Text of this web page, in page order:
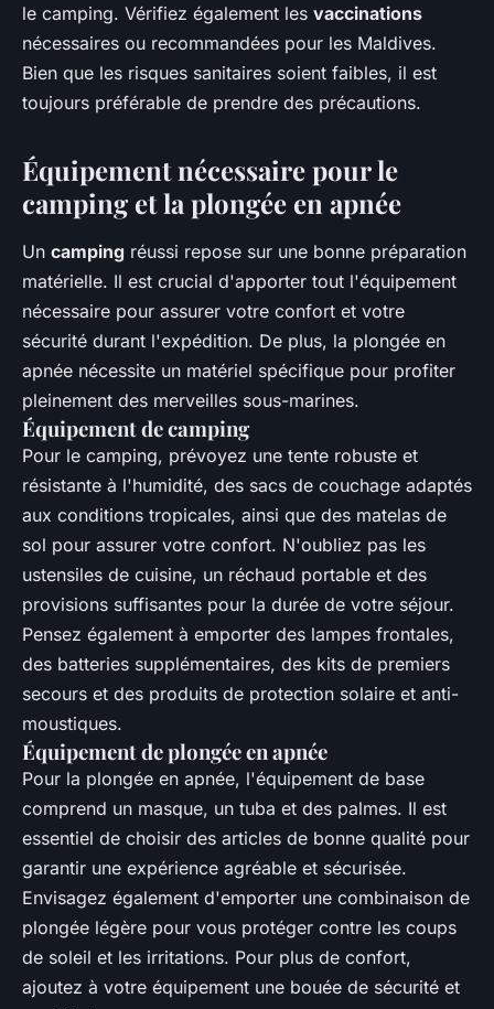
le camping. Vérifiez également les vaccinations
nécessaires ou recommandées pour les Maldives.
Bien que les risques sanitaires soient faibles, il est
toujours préférable de prendre des précautions.
Équipement nécessaire pour le
camping et la plongée en apnée
Un camping réussi repose sur une bonne préparation
matérielle. Il est crucial d'apporter tout l'équipement
nécessaire pour assurer votre confort et votre
sécurité durant l'expédition. De plus, la plongée en
apnée nécessite un matériel spécifique pour profiter
pleinement des merveilles sous-marines.
Équipement de camping
Pour le camping, prévoyez une tente robuste et
résistante à l'humidité, des sacs de couchage adaptés
aux conditions tropicales, ainsi que des matelas de
sol pour assurer votre confort. N'oubliez pas les
ustensiles de cuisine, un réchaud portable et des
provisions suffisantes pour la durée de votre séjour.
Pensez également à emporter des lampes frontales,
des batteries supplémentaires, des kits de premiers
secours et des produits de protection solaire et anti-
moustiques.
Équipement de plongée en apnée
Pour la plongée en apnée, l'équipement de base
comprend un masque, un tuba et des palmes. Il est
essentiel de choisir des articles de bonne qualité pour
garantir une expérience agréable et sécurisée.
Envisagez également d'emporter une combinaison de
plongée légère pour vous protéger contre les coups
de soleil et les irritations. Pour plus de confort,
ajoutez à votre équipement une bouée de sécurité et